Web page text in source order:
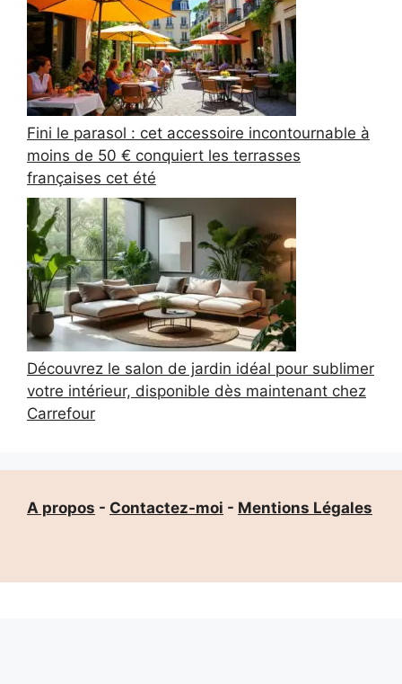
Fini le parasol : cet accessoire incontournable à
moins de 50 € conquiert les terrasses
françaises cet été
Découvrez le salon de jardin idéal pour sublimer
votre intérieur, disponible dès maintenant chez
Carrefour
A propos - Contactez-moi - Mentions Légales